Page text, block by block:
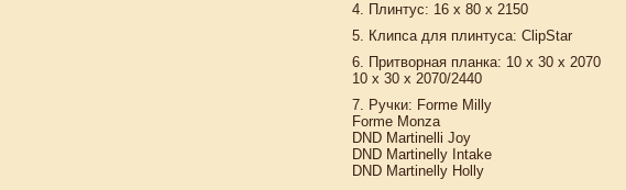
4. Плинтус: 16 x 80 x 2150
5. Клипса для плинтуса: ClipStar
6. Притворная планка: 10 x 30 x 2070
10 x 30 x 2070/2440
7. Ручки: Forme Milly
Forme Monza
DND Martinelli Joy
DND Martinelly Intake
DND Martinelly Holly